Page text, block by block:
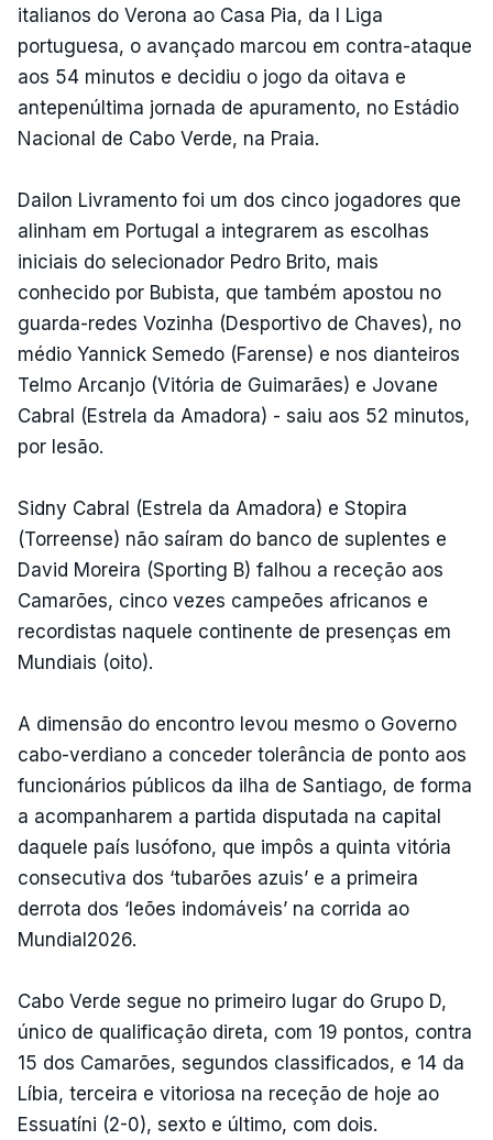
italianos do Verona ao Casa Pia, da I Liga
portuguesa, o avançado marcou em contra-ataque
aos 54 minutos e decidiu o jogo da oitava e
antepenúltima jornada de apuramento, no Estádio
Nacional de Cabo Verde, na Praia.
Dailon Livramento foi um dos cinco jogadores que
alinham em Portugal a integrarem as escolhas
iniciais do selecionador Pedro Brito, mais
conhecido por Bubista, que também apostou no
guarda-redes Vozinha (Desportivo de Chaves), no
médio Yannick Semedo (Farense) e nos dianteiros
Telmo Arcanjo (Vitória de Guimarães) e Jovane
Cabral (Estrela da Amadora) - saiu aos 52 minutos,
por lesão.
Sidny Cabral (Estrela da Amadora) e Stopira
(Torreense) não saíram do banco de suplentes e
David Moreira (Sporting B) falhou a receção aos
Camarões, cinco vezes campeões africanos e
recordistas naquele continente de presenças em
Mundiais (oito).
A dimensão do encontro levou mesmo o Governo
cabo-verdiano a conceder tolerância de ponto aos
funcionários públicos da ilha de Santiago, de forma
a acompanharem a partida disputada na capital
daquele país lusófono, que impôs a quinta vitória
consecutiva dos ‘tubarões azuis’ e a primeira
derrota dos ‘leões indomáveis’ na corrida ao
Mundial2026.
Cabo Verde segue no primeiro lugar do Grupo D,
único de qualificação direta, com 19 pontos, contra
15 dos Camarões, segundos classificados, e 14 da
Líbia, terceira e vitoriosa na receção de hoje ao
Essuatíni (2-0), sexto e último, com dois.